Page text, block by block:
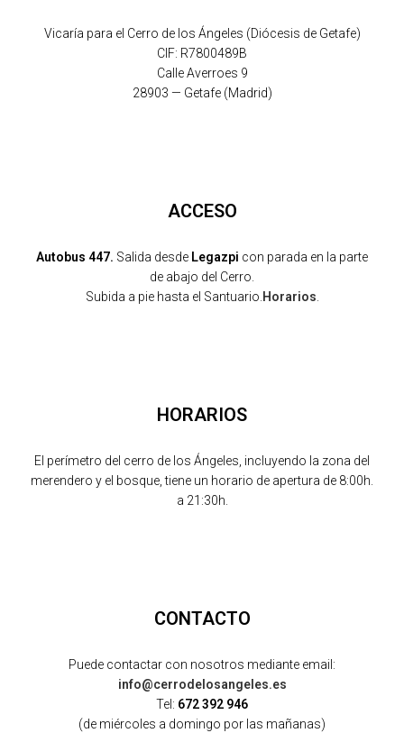
Vicaría para el Cerro de los Ángeles (Diócesis de Getafe)
CIF: R7800489B
Calle Averroes 9
28903 — Getafe (Madrid)
ACCESO
Autobus 447. Salida desde Legazpi con parada en la parte
de abajo del Cerro.
Subida a pie hasta el Santuario. Horarios
HORARIOS
El perímetro del cerro de los Ángeles, incluyendo la zona del
merendero y el bosque, tiene un horario de apertura de 8:00h.
a 21:30h.
CONTACTO
Puede contactar con nosotros mediante email:
info@cerrodelosangeles.es
Tel: 672 392 946
(de miércoles a domingo por las mañanas)